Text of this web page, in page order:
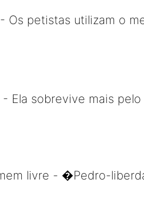
petistas utilizam o
Ela sobrevive mais
livre - �Pedro-